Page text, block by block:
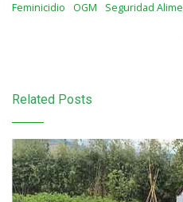
Feminicidio
OGM Seguridad
Related Posts